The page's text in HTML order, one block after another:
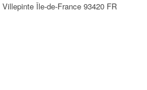
Villepinte Île-de-France 93420 FR